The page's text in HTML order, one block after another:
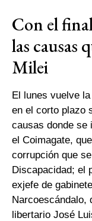
Con el
las causas
Milei
El lunes vuelve
en el corto plazo
causas donde se
el Coimagate,
corrupción que
Discapacidad; el
exjefe de
Narcoescándalo,
libertario José